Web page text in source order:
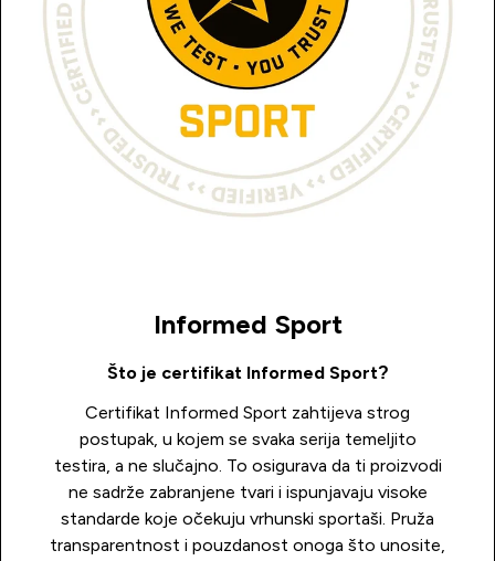
Informed Sport
Što je certifikat Informed Sport?
Certifikat Informed Sport zahtijeva strog
postupak, u kojem se svaka serija temeljito
testira, a ne slučajno. To osigurava da ti proizvodi
ne sadrže zabranjene tvari i ispunjavaju visoke
standarde koje očekuju vrhunski sportaši. Pruža
transparentnost i pouzdanost onoga što unosite,